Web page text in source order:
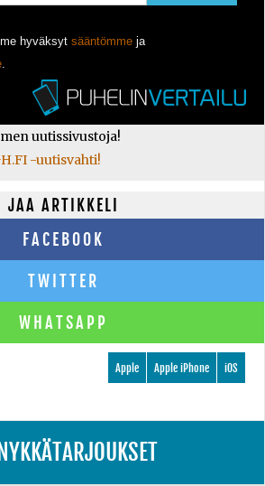
hyväksyt sääntömme ja
.
uutissivustoja!
-uutisvahti!
JAA ARTIKKELI
FACEBOOK
TWITTER
WHATSAPP
iOS
Apple iPhone
Apple